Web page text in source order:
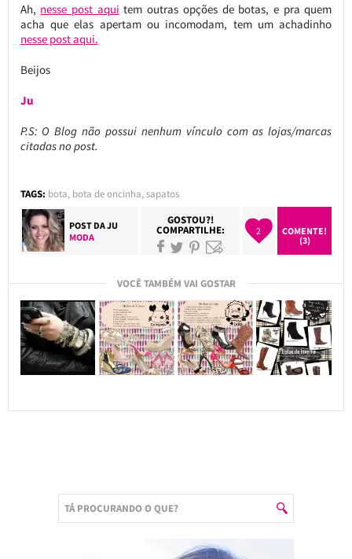
Ah, nesse post aqui tem outras opções de botas, e pra quem
acha que elas apertam ou incomodam, tem um achadinho
nesse post aqui.
Beijos
Ju
P.S: O Blog não possui nenhum vínculo com as lojas/marcas
citadas no post.
TAGS: bota, bota de oncinha,sapatos
POST DAJU
MODA
GOSTOU?!
COMPARTILHE: 2
COMENTE!
(3)
VOCÊ TAMBÉM VAI GOSTAR